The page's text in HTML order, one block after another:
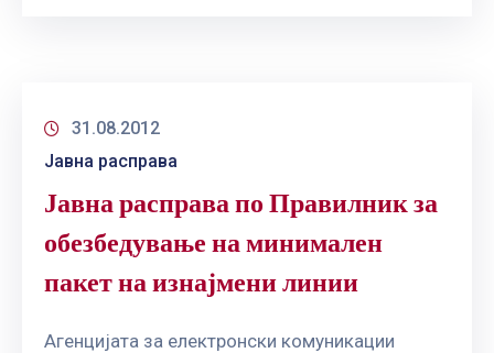
31.08.2012
Јавна расправа
Јавна расправа по Правилник за
обезбедување на минимален
пакет на изнајмени линии
Агенцијата за електронски комуникации